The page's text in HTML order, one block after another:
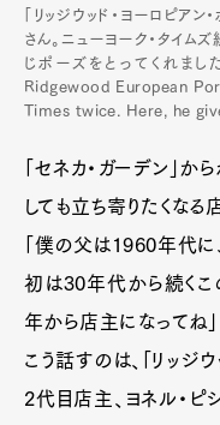
「リッジウッド・ヨーロピア
さん。ニューヨーク・タイム
じポーズをとってくれ
Ridgewood European
Times twice. Here, he
「セネカ・ガーデン」か
しても立ち寄りたくなる
「僕の父は1960年代
初は30年代から続く
年から店主になってね」
こう話すのは、「リッジ
2代目店主、ヨネル・ピ